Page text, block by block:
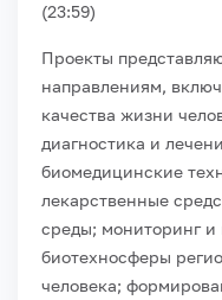
(23:59)
Проекты
направлениям,
качества жизни
диагностика и
биомедицинские
лекарственные
среды; мониторинг и
биотехносферы
человека;